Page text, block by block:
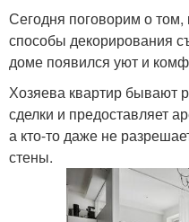
Сегодня поговорим о
способы декорирования
доме появился уют и
Хозяева квартир бывают
сделки и предоставляет
а кто-то даже не
стены.